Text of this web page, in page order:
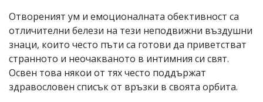
Отвореният ум и емоционалната обективност са
отличителни белези на тези неподвижни въздушни
знаци, които често пъти са готови да приветстват
странното и неочакваното в интимния си свят.
Освен това някои от тях често поддържат
здравословен списък от връзки в своята орбита.